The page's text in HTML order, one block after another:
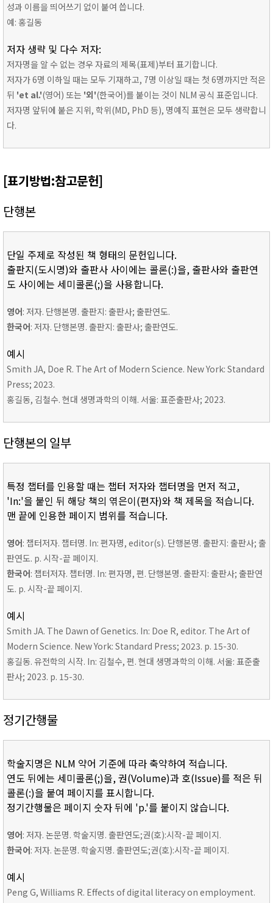
성과 이름을 띄어쓰기 없이 붙여 씁니다.
예: 홍길동
저자 생략 및 다수 저자:
저자명을 알 수 없는 경우 자료의 제목(표제)부터 표기합니다.
저자가 6명 이하일 때는 모두 기재하고, 7명 이상일 때는 첫 6명까지만 적은
뒤 'et al.'(영어) 또는 '외'(한국어)를 붙이는 것이 NLM 공식 표준입니다.
저자명 앞뒤에 붙은 지위, 학위(MD, PhD 등), 명예직 표현은 모두 생략합니
다.
[표기방법:참고문헌]
단행본
단일 주제로 작성된 책 형태의 문헌입니다.
출판지(도시명)와 출판사 사이에는 콜론(:)을, 출판사와 출판연
도 사이에는 세미콜론(;)을 사용합니다.
영어: 저자. 단행본명. 출판지: 출판사; 출판연도.
한국어: 저자. 단행본명. 출판지: 출판사; 출판연도.
예시
Smith JA, Doe R. The Art of Modern Science. New York: Standard
Press; 2023.
홍길동, 김철수. 현대 생명과학의 이해. 서울: 표준출판사; 2023.
단행본의 일부
특정 챕터를 인용할 때는 챕터 저자와 챕터명을 먼저 적고,
'In:'을 붙인 뒤 해당 책의 엮은이(편자)와 책 제목을 적습니다.
맨 끝에 인용한 페이지 범위를 적습니다.
영어: 챕터저자. 챕터명. In: 편자명, editor(s). 단행본명. 출판지: 출판사; 출
판연도. p. 시작-끝 페이지.
한국어: 챕터저자. 챕터명. In: 편자명, 편. 단행본명. 출판지: 출판사; 출판연
도. p. 시작-끝 페이지.
예시
Smith JA. The Dawn of Genetics. In: Doe R, editor. The Art of
Modern Science. New York: Standard Press; 2023. p. 15-30.
홍길동. 유전학의 시작. In: 김철수, 편. 현대 생명과학의 이해. 서울: 표준출
판사; 2023. p. 15-30.
정기간행물
학술지명은 NLM 약어 기준에 따라 축약하여 적습니다.
연도 뒤에는 세미콜론(;)을, 권(Volume)과 호(Issue)를 적은 뒤
콜론(:)을 붙여 페이지를 표시합니다.
정기간행물은 페이지 숫자 뒤에 'p.'를 붙이지 않습니다.
영어: 저자. 논문명. 학술지명. 출판연도;권(호):시작-끝 페이지.
한국어: 저자. 논문명. 학술지명. 출판연도;권(호):시작-끝 페이지.
예시
Peng G, Williams R. Effects of digital literacy on employment.